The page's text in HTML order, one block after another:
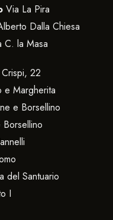
Via La Pira
Dalla Chiesa
C. la Masa
22
e Margherita
e Borsellino
del Santuario
I